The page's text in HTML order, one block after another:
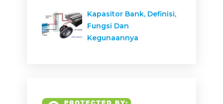
Kapasitor Bank, Definisi,
Fungsi Dan
Kegunaannya